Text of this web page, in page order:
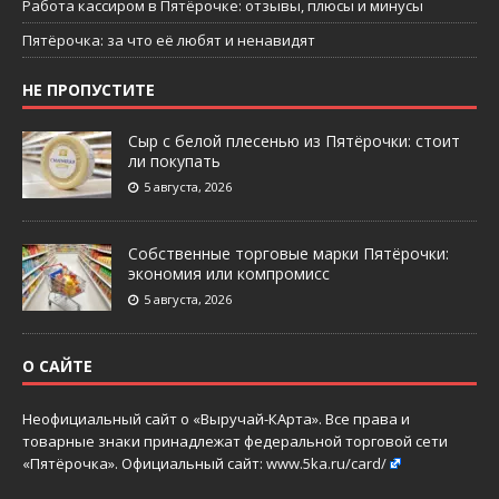
Работа кассиром в Пятёрочке: отзывы, плюсы и минусы
Пятёрочка: за что её любят и ненавидят
НЕ ПРОПУСТИТЕ
Сыр с белой плесенью из Пятёрочки: стоит
ли покупать
5 августа, 2026
Собственные торговые марки Пятёрочки:
экономия или компромисс
5 августа, 2026
О САЙТЕ
Неофициальный сайт о «Выручай-КАрта». Все права и
товарные знаки принадлежат федеральной торговой сети
«Пятёрочка». Официальный сайт: www.5ka.ru/card/